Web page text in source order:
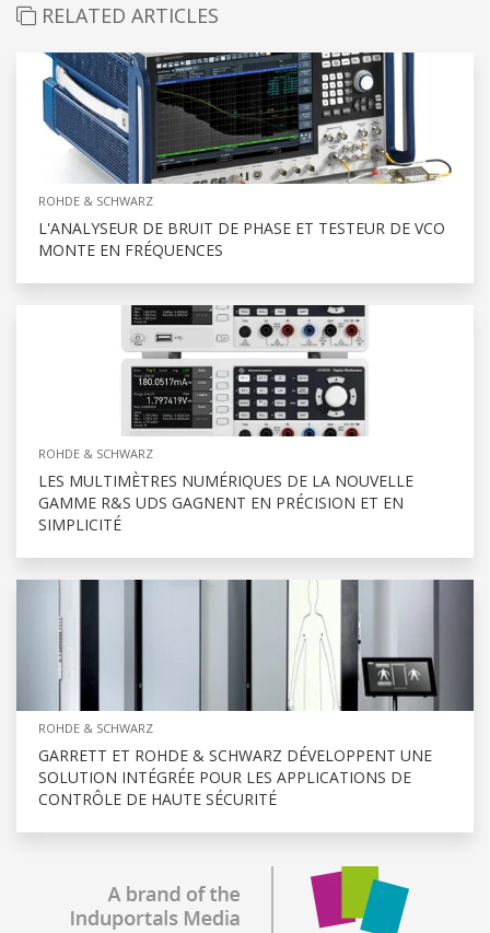
RELATED ARTICLES
ROHDE & SCHWARZ
L'ANALYSEUR DE BRUIT DE PHASE ET TESTEUR DE VCO
MONTE EN FRÉQUENCES
ROHDE & SCHWARZ
LES MULTIMÈTRES NUMÉRIQUES DE LA NOUVELLE
GAMME R&S UDS GAGNENT EN PRÉCISION ET EN
SIMPLICITÉ
ROHDE & SCHWARZ
GARRETT ET ROHDE & SCHWARZ DÉVELOPPENT UNE
SOLUTION INTÉGRÉE POUR LES APPLICATIONS DE
CONTRÔLE DE HAUTE SÉCURITÉ